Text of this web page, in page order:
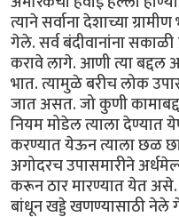
त्याने सर्वाना देशाच्या
गेले. सर्व बंदीवानांना
करावे लागे. आणी त्या बद्दल
भात. त्यामुळे बरीच लोक
जात असत. जो कुणी
नियम मोडेल त्याला देण्यात
करण्यात येऊन त्याला छळ
अगोदरच उपासमारीने
करून ठार मारण्यात येत असे.
बांधून खड्डे खणण्यासाठी नेले